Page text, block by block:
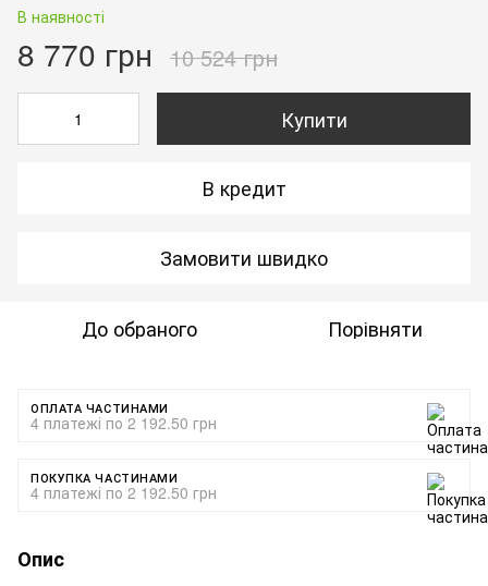
В наявності
8 770 грн 10 524 грн
Купити
В кредит
Замовити швидко
До обраного Порівняти
ОПЛАТА ЧАСТИНАМИ
4 платежі по 2 192.50 грн
ПОКУПКА ЧАСТИНАМИ
4 платежі по 2 192.50 грн
Опис